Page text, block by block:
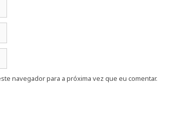
navegador para a próxima vez que eu comentar.